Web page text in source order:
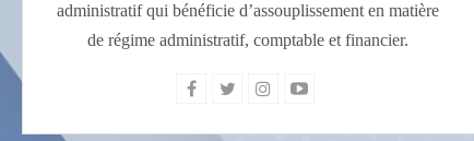
administratif qui bénéficie d’assouplissement en matière
de régime administratif, comptable et financier.